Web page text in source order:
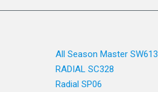
All Season Master SW613
RADIAL SC328
Radial SP06